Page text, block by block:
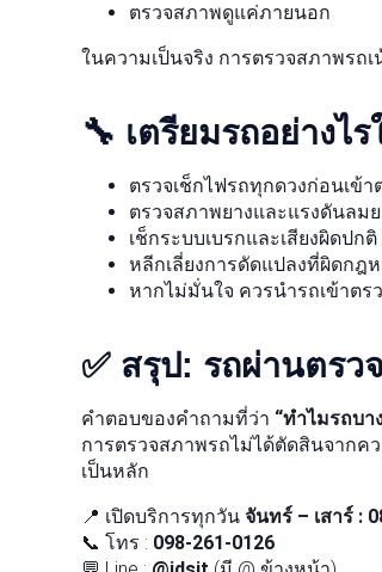
ตรวจสภาพดูแค่ภายนอก
ในความเป็นจริง การตรวจสภาพรถ
🔧 เตรียมรถอย่างไ
ตรวจเช็กไฟรถทุกดวงก่อนเข้า
ตรวจสภาพยางและแรงดันลมย
เช็กระบบเบรกและเสียงผิดปกติ
หลีกเลี่ยงการดัดแปลงที่ผิดกฎ
หากไม่มั่นใจ ควรนำรถเข้าตร
✅ สรุป: รถผ่านตร
คำตอบของคำถามที่ว่า “ทำไมรถบ
การตรวจสภาพรถไม่ได้ตัดสินจาก
เป็นหลัก
📍 เปิดบริการทุกวัน จันทร์ – เสาร์ :
📞 โทร : 098-261-0126